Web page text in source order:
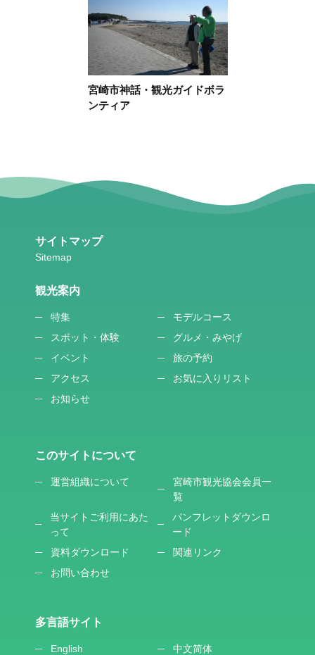
宮崎市神話・観光ガイドボラ
ンティア
サイトマップ
観光案内
特集
モデルコース
スポット・体験
グルメ・みやげ
イベント
旅の予約
アクセス
お気に入りリスト
お知らせ
このサイトについて
運営組織について
宮崎市観光協会会員一
覧
当サイトご利用にあた
って
パンフレットダウンロ
ード
資料ダウンロード
関連リンク
お問い合わせ
多言語サイト
English
中文简体